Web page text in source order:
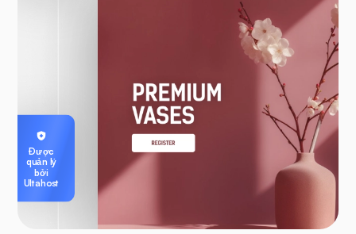
Được
quản lý
bởi
Ultahost